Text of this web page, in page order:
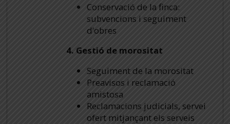
Conservació de la finca:
subvencions i seguiment
d’obres
4. Gestió de morositat
Seguiment de la morositat
Preavisos i reclamació
amistosa
Reclamacions judicials, servei
ofert mitjançant els serveis